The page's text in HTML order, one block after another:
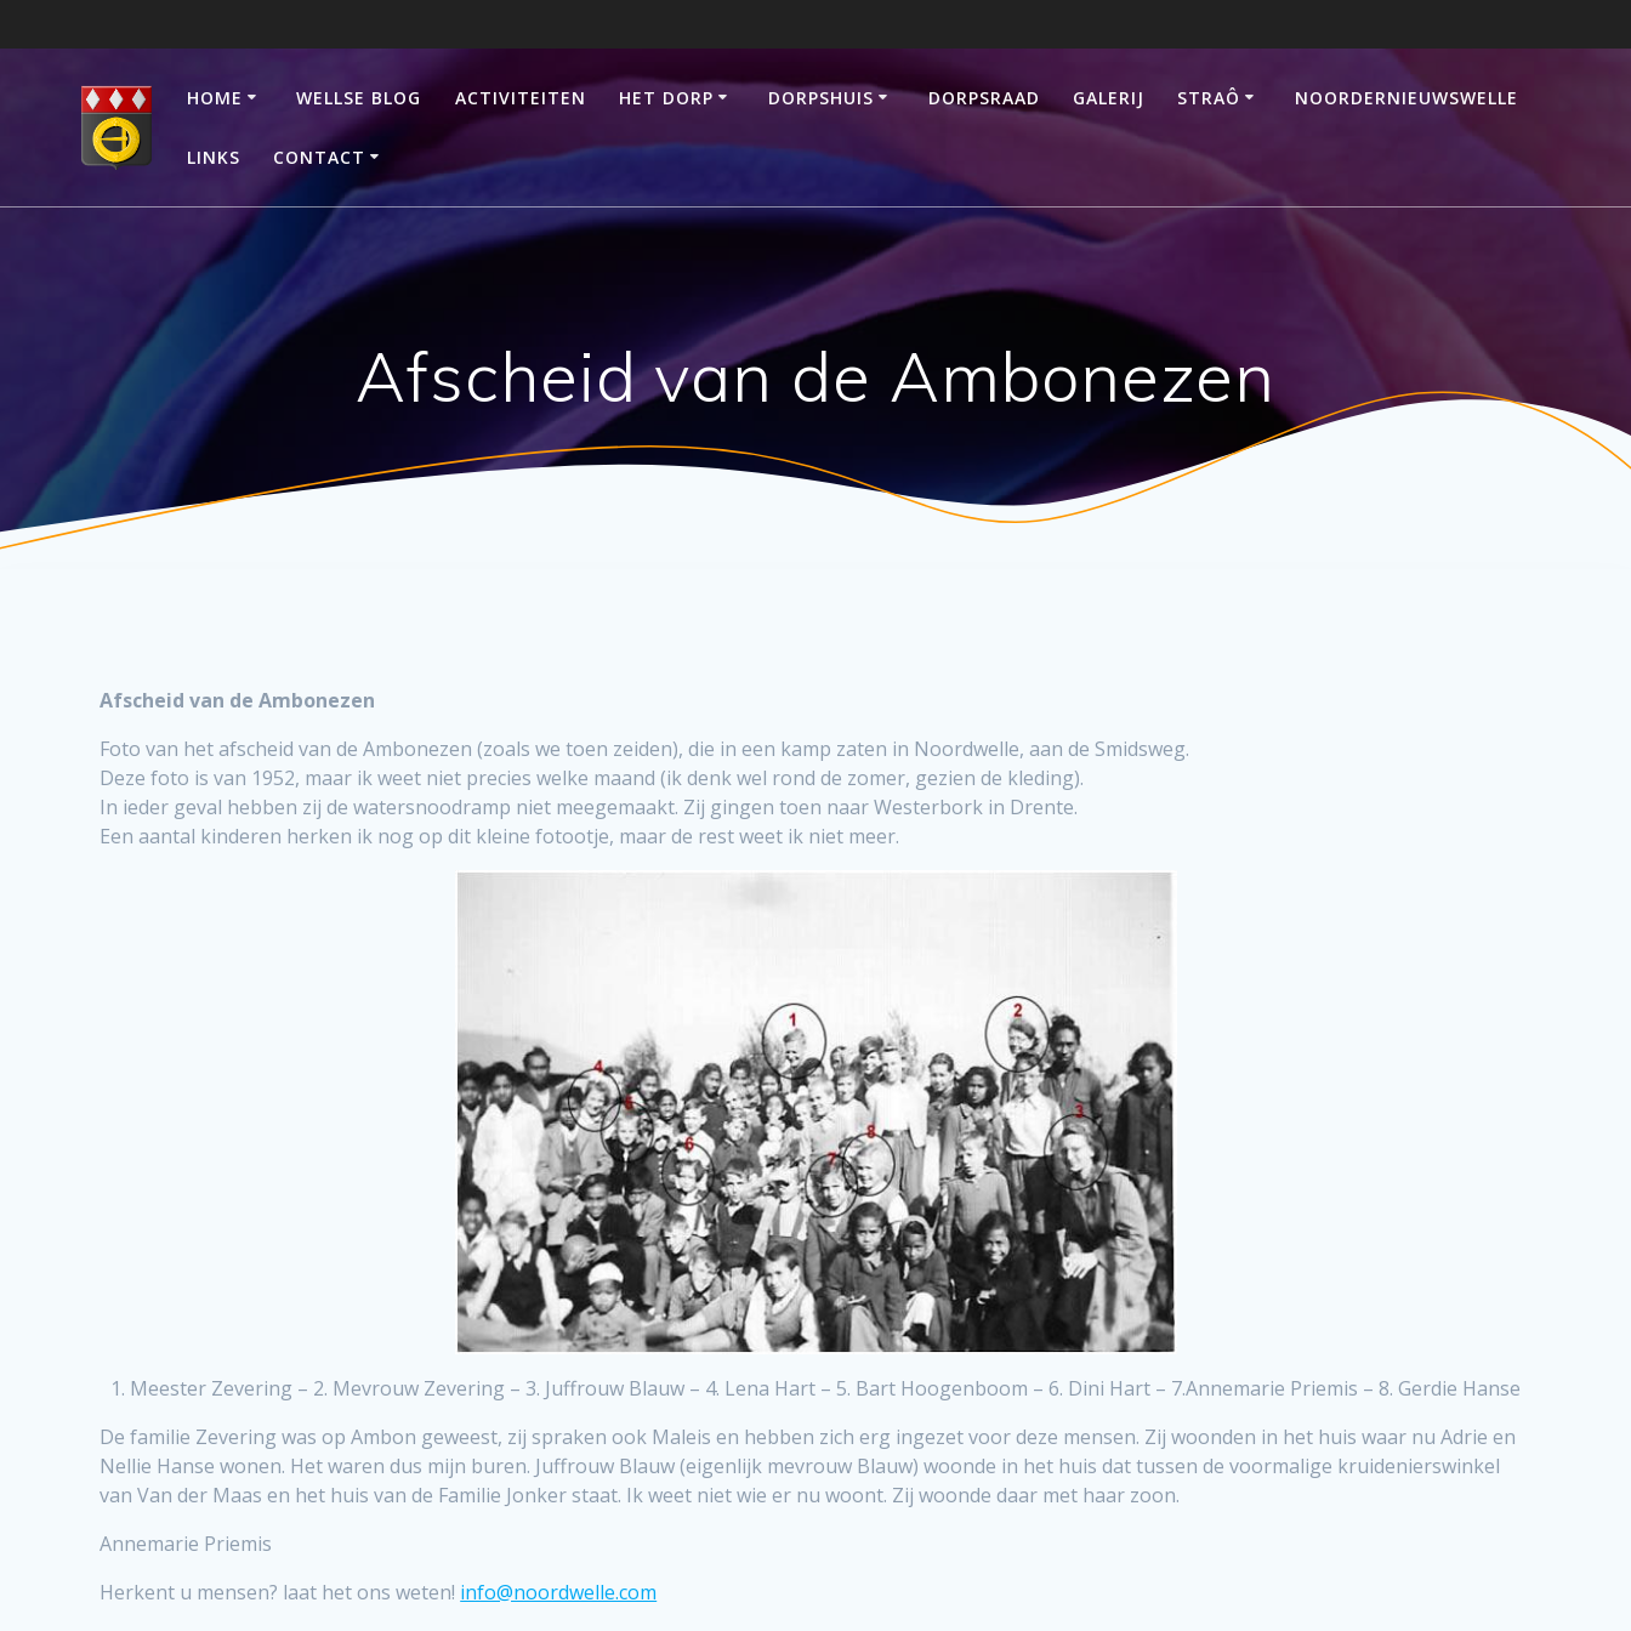
naar
HOME WELLSE BLOG ACTIVITEITEN HET DORP DORPSHUIS DORPSRAAD GALERIJ STRAÔ NOORDERNIEUWSWELLE
LINKS CONTACT
Afscheid van de Ambonezen
Afscheid van de Ambonezen
Foto van het afscheid van de Ambonezen (zoals we toen zeiden), die in een kamp zaten in Noordwelle, aan de Smidsweg.
Deze foto is van 1952, maar ik weet niet precies welke maand (ik denk wel rond de zomer, gezien de kleding).
In ieder geval hebben zij de watersnoodramp niet meegemaakt. Zij gingen toen naar Westerbork in Drente.
Een aantal kinderen herken ik nog op dit kleine fotootje, maar de rest weet ik niet meer.
1. Meester Zevering – 2. Mevrouw Zevering – 3. Juffrouw Blauw – 4. Lena Hart – 5. Bart Hoogenboom – 6. Dini Hart – 7.Annemarie Priemis – 8. Gerdie Hanse
De familie Zevering was op Ambon geweest, zij spraken ook Maleis en hebben zich erg ingezet voor deze mensen. Zij woonden in het huis waar nu Adrie en
Nellie Hanse wonen. Het waren dus mijn buren. Juffrouw Blauw (eigenlijk mevrouw Blauw) woonde in het huis dat tussen de voormalige kruidenierswinkel
van Van der Maas en het huis van de Familie Jonker staat. Ik weet niet wie er nu woont. Zij woonde daar met haar zoon.
Annemarie Priemis
Herkent u mensen? laat het ons weten! info@noordwelle.com